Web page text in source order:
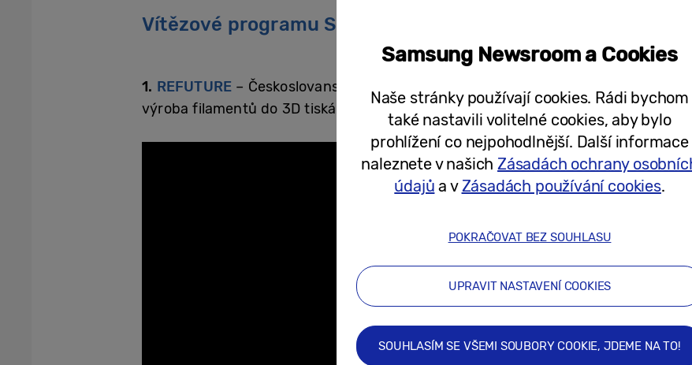
Vítězové programu Solve for Tomorrow 2022/23
1. REFUTURE – Českoslovanská akademie obchodní Dr. Edvarda Beneše, Praha 2
výroba filamentů do 3D tiskáren – patníky z filamentu + plašička
Samsung Newsroom a Cookies
Naše stránky používají cookies. Rádi bychom
také nastavili volitelné cookies, aby bylo
prohlížení co nejpohodlnější. Další informace
naleznete v našichZásadách ochrany
údajů a vZásadách používání cookies.
POKRAČOVAT BEZ SOUHLASU
UPRAVIT NASTAVENÍ COOKIES
SOUHLASÍM SE VŠEMI SOUBORY COOKIE, JDEME NA TO!